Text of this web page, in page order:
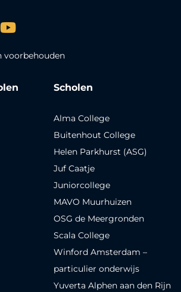
voorbehouden
Scholen
Alma College
Buitenhout College
Helen Parkhurst (ASG)
Juf Caatje
Juniorcollege
MAVO Muurhuizen
OSG de Meergronden
Scala College
Winford Amsterdam –
particulier onderwijs
Yuverta Alphen aan den Rijn